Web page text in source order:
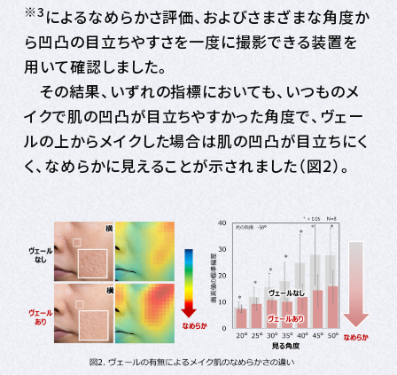
※3 によるなめらかさ評価、およびさまざまな角度か
ら凹凸の目立ちやすさを一度に撮影できる装置を
用いて確認しました。
その結果、いずれの指標においても、いつものメ
イクで肌の凹凸が目立ちやすかった角度で、ヴェー
ルの上からメイクした場合は肌の凹凸が目立ちにく
く、なめらかに見えることが示されました（図2）。